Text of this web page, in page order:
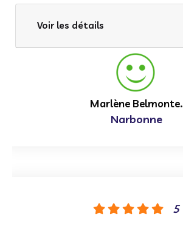
Voir les détails
Marlène Belmonte.
Narbonne
5